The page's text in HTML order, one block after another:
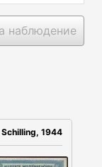
наблюдение
Schilling, 1944